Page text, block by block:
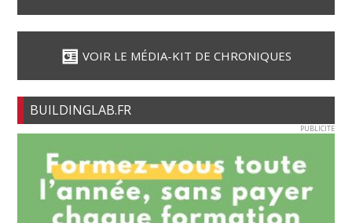
VOIR LE MÉDIA-KIT DE CHRONIQUES
BUILDINGLAB.FR
PUBLICITE